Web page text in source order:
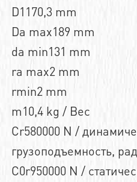
D1170,3 mm
Da max189 mm
da min131 mm
ra max2 mm
rmin2 mm
m10,4 kg / Вес
Cr580000 N /
грузоподъемность,
C0r950000 N /